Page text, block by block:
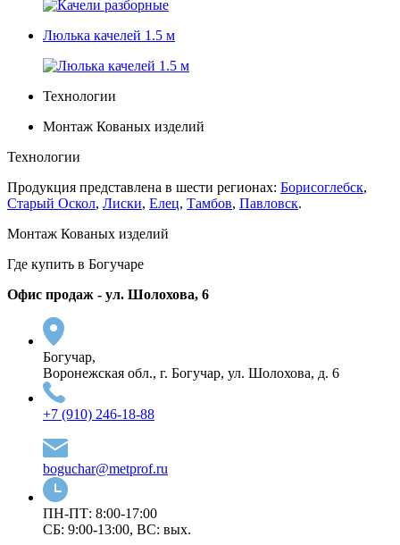
Люлька качелей 1.5 м
Технологии
Монтаж Кованых изделий
Технологии
Продукция представлена в шести регионах: Борисоглебск,
Старый Оскол, Лиски, Елец, Тамбов, Павловск.
Монтаж Кованых изделий
Где купить в Богучаре
Офис продаж - ул. Шолохова, 6
Богучар,
Воронежская обл., г. Богучар, ул. Шолохова, д. 6
+7 (910) 246-18-88
boguchar@metprof.ru
ПН-ПТ: 8:00-17:00
СБ: 9:00-13:00, ВС: вых.